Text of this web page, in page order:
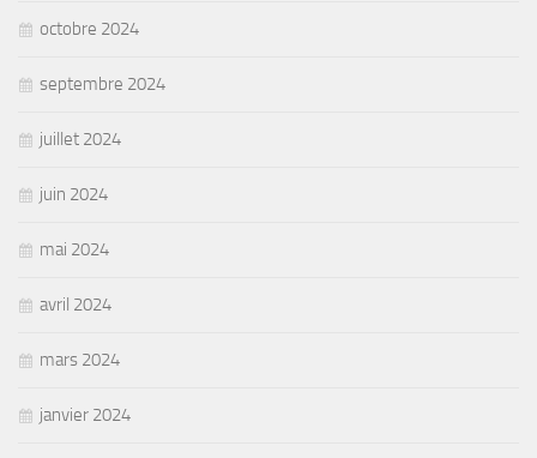
octobre 2024
septembre 2024
juillet 2024
juin 2024
mai 2024
avril 2024
mars 2024
janvier 2024